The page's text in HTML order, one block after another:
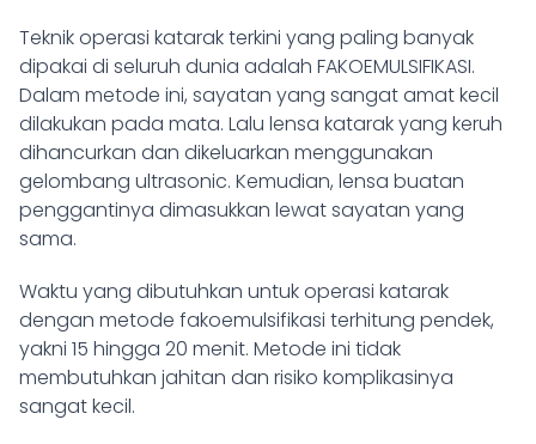
Teknik operasi katarak terkini yang paling banyak
dipakai di seluruh dunia adalah FAKOEMULSIFIKASI.
Dalam metode ini, sayatan yang sangat amat kecil
dilakukan pada mata. Lalu lensa katarak yang keruh
dihancurkan dan dikeluarkan menggunakan
gelombang ultrasonic. Kemudian, lensa buatan
penggantinya dimasukkan lewat sayatan yang
sama.
Waktu yang dibutuhkan untukoperasi katarak
dengan metode fakoemulsifikasi terhitung pendek,
yakni 15 hingga 20 menit. Metode ini tidak
membutuhkan jahitan dan risiko komplikasinya
sangat kecil.